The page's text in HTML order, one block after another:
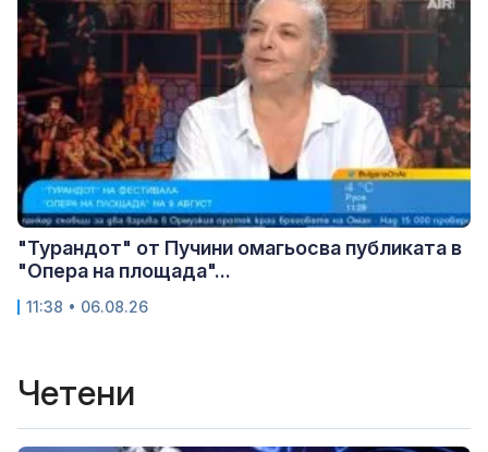
"Турандот" от Пучини омагьосва публиката в
"Опера на площада"...
11:38 • 06.08.26
Четени